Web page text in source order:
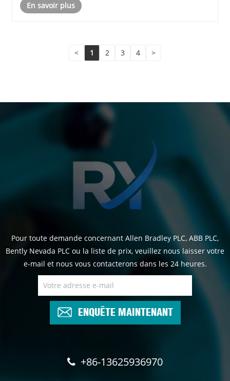
largement salué dans le monde entier pour ses ex......
En savoir plus
< 1 2 3 4 >
Pour toute demande concernant Allen Bradley PLC, ABB PLC,
Bently Nevada PLC ou la liste de prix, veuillez nous laisser votre
e-mail et nous vous contacterons dans les 24 heures.
ENQUÊTE MAINTENANT
+86-13625936970